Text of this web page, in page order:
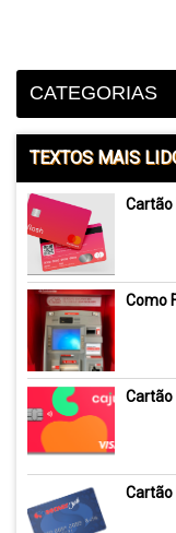
CATEGORIAS
TEXTOS MAIS
Cartão
Como
Cartão
Cartão